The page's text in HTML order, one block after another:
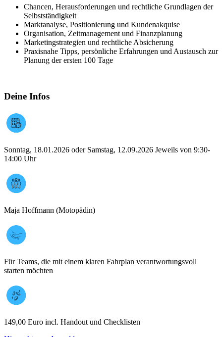
Chancen, Herausforderungen und rechtliche Grundlagen der
Selbstständigkeit
Marktanalyse, Positionierung und Kundenakquise
Organisation, Zeitmanagement und Finanzplanung
Marketingstrategien und rechtliche Absicherung
Praxisnahe Tipps, persönliche Erfahrungen und Austausch zur
Planung der ersten 100 Tage
Deine Infos
Sonntag, 18.01.2026 oder Samstag, 12.09.2026 Jeweils von 9:30-
14:00 Uhr
Maja Hoffmann (Motopädin)
Für Teams, die mit einem klaren Fahrplan verantwortungsvoll
starten möchten
149,00 Euro incl. Handout und Checklisten